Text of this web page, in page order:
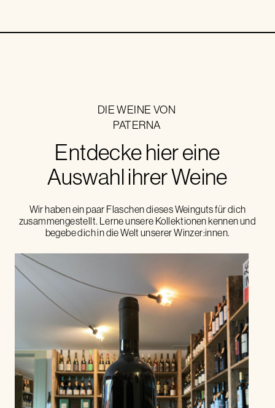
DIE WEINE VON
PATERNA
Entdecke hier eine
Auswahl ihrer Weine
Wir haben ein paar Flaschen dieses Weinguts für dich
zusammengestellt. Lerne unsere Kollektionen kennen und
begebe dich in die Welt unserer Winzer:innen.